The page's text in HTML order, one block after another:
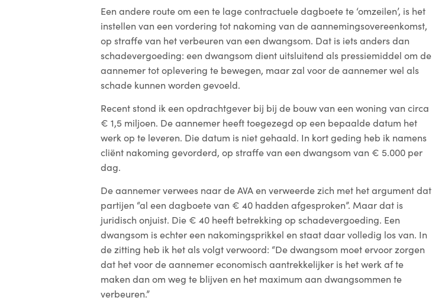
Een andere route om een te lage contractuele dagboete te ‘omzeilen’, is het
instellen van een vordering tot nakoming van de aannemingsovereenkomst,
op straffe van het verbeuren van een dwangsom. Dat is iets anders dan
schadevergoeding: een dwangsom dient uitsluitend als pressiemiddel om de
aannemer tot oplevering te bewegen, maar zal voor de aannemer wel als
schade kunnen worden gevoeld.
Recent stond ik een opdrachtgever bij bij de bouw van een woning van circa
€ 1,5 miljoen. De aannemer heeft toegezegd op een bepaalde datum het
werk op te leveren. Die datum is niet gehaald. In kort geding heb ik namens
cliënt nakoming gevorderd, op straffe van een dwangsom van € 5.000 per
dag.
De aannemer verwees naar de AVA en verweerde zich met het argument dat
partijen “al een dagboete van € 40 hadden afgesproken”. Maar dat is
juridisch onjuist. Die € 40 heeft betrekking op schadevergoeding. Een
dwangsom is echter een nakomingsprikkel en staat daar volledig los van. In
de zitting heb ik het als volgt verwoord: “De dwangsom moet ervoor zorgen
dat het voor de aannemer economisch aantrekkelijker is het werk af te
maken dan om weg te blijven en het maximum aan dwangsommen te
verbeuren.”